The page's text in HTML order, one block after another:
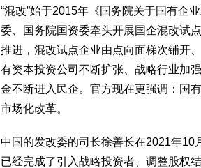
“混改”始于2015年《国务院关于国有企
委、国务院国资委牵头开展国企混改试
推进，混改试点企业由点向面梯次铺开
有资本投资公司不断扩张、战略行业加
金不断进入民企。官方现在更强调：国
市场化改革。
中国的发改委的司长徐善长在2021年10
已经完成了引入战略投资者、调整股权